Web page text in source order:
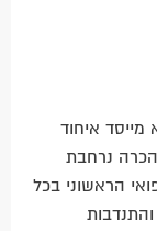
מייסד איחוד
נרחבת
הראשוני בכל